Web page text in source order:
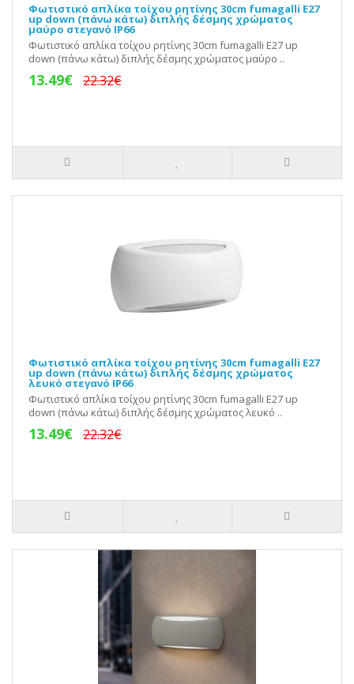
Φωτιστικό απλίκα τοίχου ρητίνης 30cm fumagalli Ε27
up down (πάνω κάτω) διπλής δέσμης χρώματος
μαύρο στεγανό IP66
Φωτιστικό απλίκα τοίχου ρητίνης 30cm fumagalli Ε27 up
down (πάνω κάτω) διπλής δέσμης χρώματος μαύρο ..
13.49€ 22.32€
Φωτιστικό απλίκα τοίχου ρητίνης 30cm fumagalli Ε27
up down (πάνω κάτω) διπλής δέσμης χρώματος
λευκό στεγανό IP66
Φωτιστικό απλίκα τοίχου ρητίνης 30cm fumagalli Ε27 up
down (πάνω κάτω) διπλής δέσμης χρώματος λευκό ..
13.49€ 22.32€